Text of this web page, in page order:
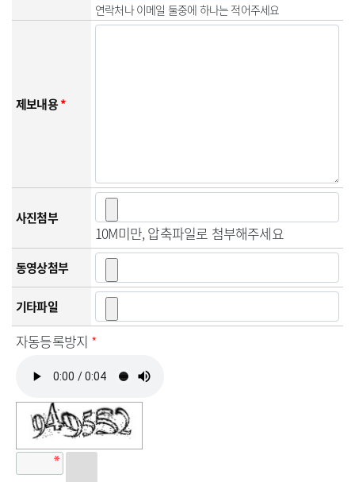
연락처나 이메일 둘중에 하나는 적어주세요
제보내용*
사진첨부
10M미만, 압축파일로 첨부해주세요
동영상첨부
기타파일
자동등록방지 *